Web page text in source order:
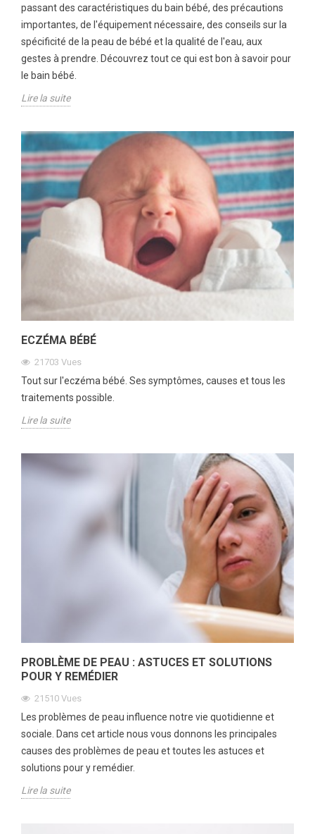
passant des caractéristiques du bain bébé, des précautions
importantes, de l'équipement nécessaire, des conseils sur la
spécificité de la peau de bébé et la qualité de l'eau, aux
gestes à prendre. Découvrez tout ce qui est bon à savoir pour
le bain bébé.
Lire la suite
ECZÉMA BÉBÉ
21703 Vues
Tout sur l'eczéma bébé. Ses symptômes, causes et tous les
traitements possible.
Lire la suite
PROBLÈME DE PEAU : ASTUCES ET SOLUTIONS
POUR Y REMÉDIER
21510 Vues
Les problèmes de peau influence notre vie quotidienne et
sociale. Dans cet article nous vous donnons les principales
causes des problèmes de peau et toutes les astuces et
solutions pour y remédier.
Lire la suite